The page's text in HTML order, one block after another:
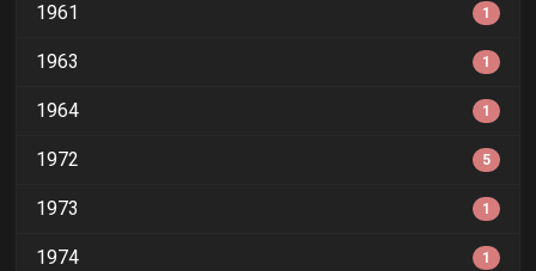
1961 1
1963 1
1964 1
1972 5
1973 1
1974 1